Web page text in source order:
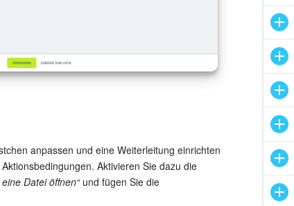
anpassen und eine Weiterleitung einrichten
Aktivieren Sie dazu die
Datei öffnen“und fügen Sie die